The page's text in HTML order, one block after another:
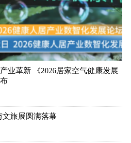
业革新 《2026居家空气健康发展
文旅展圆满落幕